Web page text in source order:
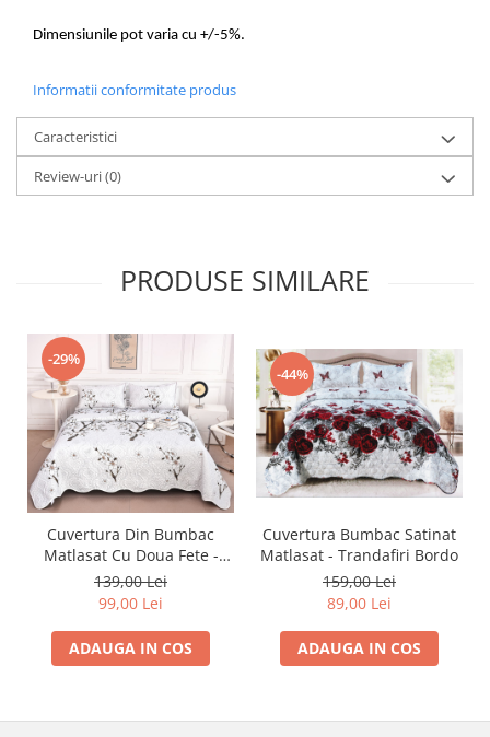
Dimensiunile pot varia cu +/-5%.
Informatii conformitate produs
Caracteristici
Review-uri(0)
PRODUSE SIMILARE
-29%
Cuvertura Din Bumbac
Matlasat Cu Doua Fete -
Flori Albe De Mar
139,00 Lei
99,00 Lei
ADAUGA IN COS
-44%
Cuvertura Bumbac Satinat
Matlasat - Trandafiri Bordo
159,00 Lei
89,00 Lei
ADAUGA IN COS